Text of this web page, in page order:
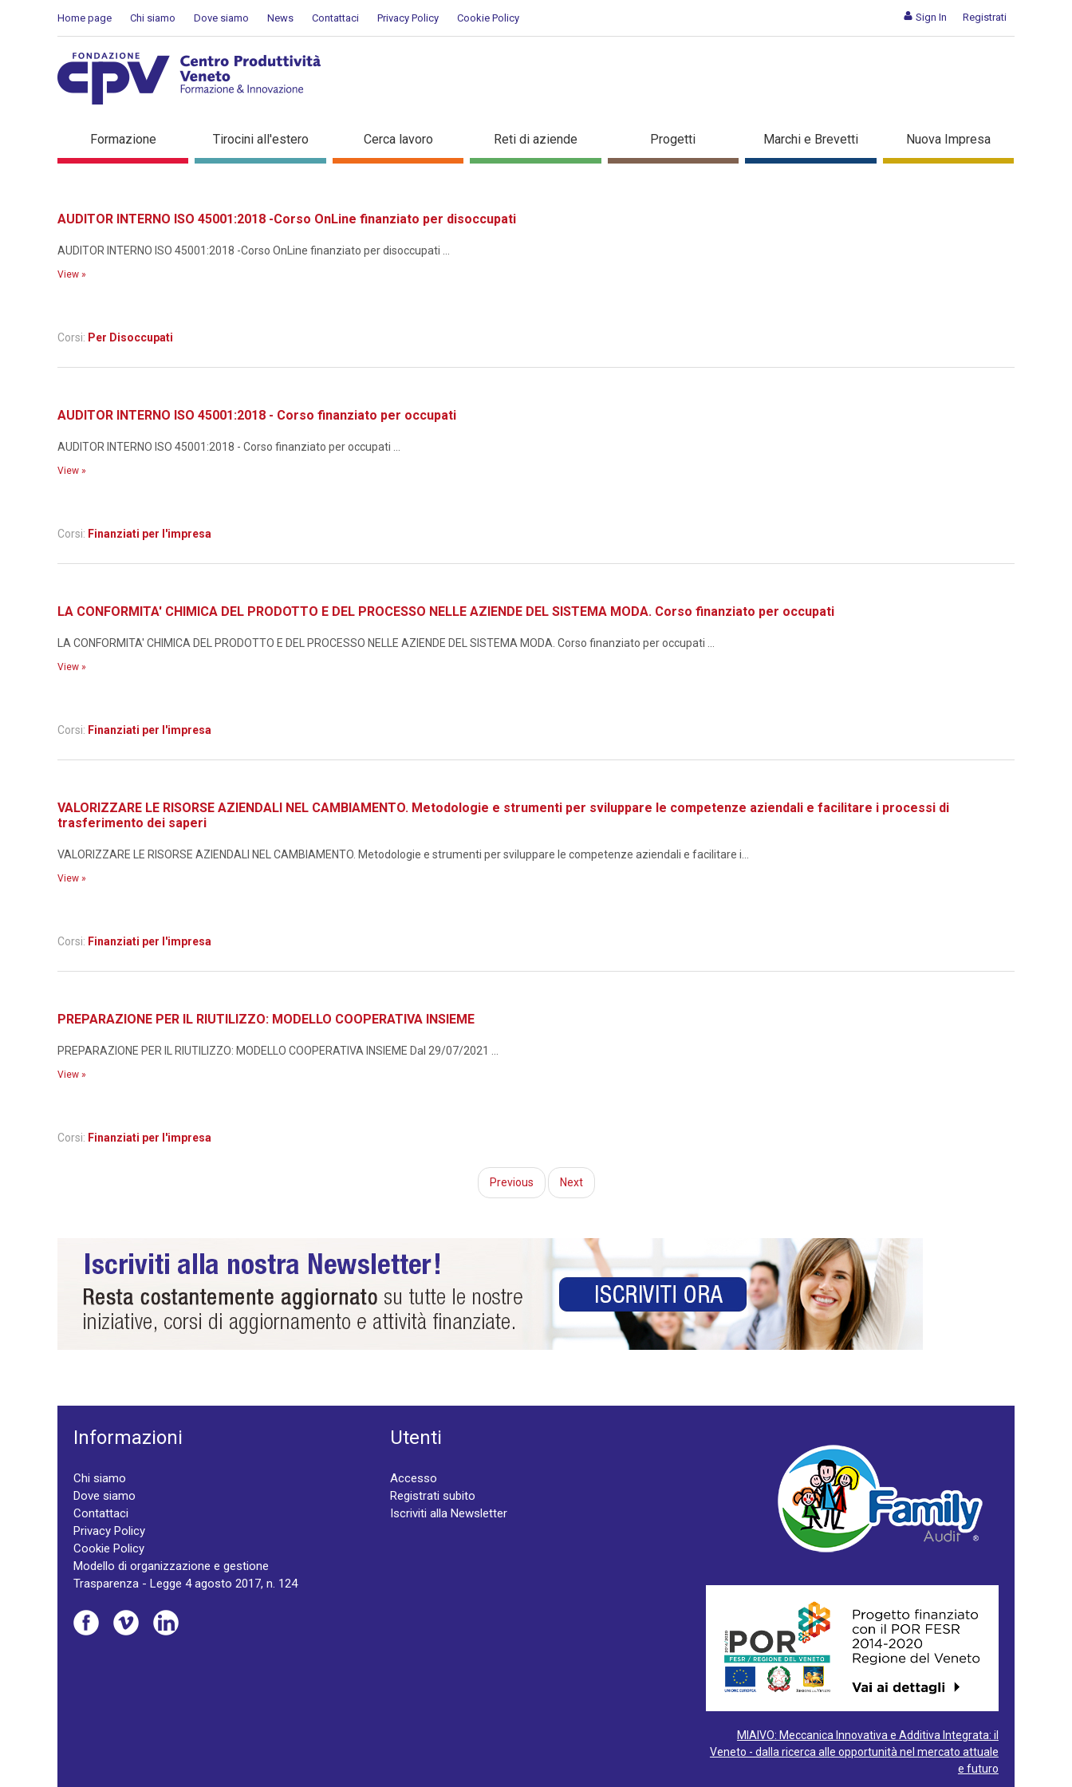
Sign In Registrati
Home page Chi siamo Dove siamo News Contattaci Privacy Policy Cookie Policy
Dettaglio corso di formazione
Formazione Tirocini all'estero Cerca lavoro Reti di aziende Progetti Marchi e Brevetti Nuova Impresa
AUDITOR INTERNO ISO 45001:2018 -Corso OnLine finanziato per disoccupati
AUDITOR INTERNO ISO 45001:2018 -Corso OnLine finanziato per disoccupati ...
View »
Corsi: Per Disoccupati
AUDITOR INTERNO ISO 45001:2018 - Corso finanziato per occupati
AUDITOR INTERNO ISO 45001:2018 - Corso finanziato per occupati ...
View »
Corsi: Finanziati per l'impresa
LA CONFORMITA' CHIMICA DEL PRODOTTO E DEL PROCESSO NELLE AZIENDE DEL SISTEMA MODA. Corso finanziato per occupati
LA CONFORMITA' CHIMICA DEL PRODOTTO E DEL PROCESSO NELLE AZIENDE DEL SISTEMA MODA. Corso finanziato per occupati ...
View »
Corsi: Finanziati per l'impresa
VALORIZZARE LE RISORSE AZIENDALI NEL CAMBIAMENTO. Metodologie e strumenti per sviluppare le competenze aziendali e facilitare i processi di
trasferimento dei saperi
VALORIZZARE LE RISORSE AZIENDALI NEL CAMBIAMENTO. Metodologie e strumenti per sviluppare le competenze aziendali e facilitare i...
View »
Corsi: Finanziati per l'impresa
PREPARAZIONE PER IL RIUTILIZZO: MODELLO COOPERATIVA INSIEME
PREPARAZIONE PER IL RIUTILIZZO: MODELLO COOPERATIVA INSIEME Dal 29/07/2021 ...
View »
Corsi: Finanziati per l'impresa
Previous Next
Informazioni
Chi siamo
Dove siamo
Contattaci
Privacy Policy
Cookie Policy
Modello di organizzazione e gestione
Trasparenza - Legge 4 agosto 2017, n. 124
Utenti
Accesso
Registrati subito
Iscriviti alla Newsletter
MIAIVO: Meccanica Innovativa e Additiva Integrata: il
Veneto - dalla ricerca alle opportunità nel mercato attuale
e futuro